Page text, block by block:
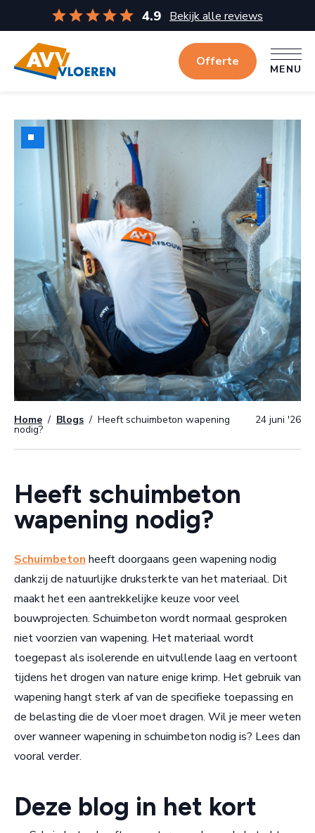
4.9 Bekijk alle reviews
Offerte
MENU
Home / Blogs / Heeft schuimbeton wapening
nodig?
24 juni '26
Heeft schuimbeton
wapening nodig?
Schuimbeton heeft doorgaans geen wapening nodig
dankzij de natuurlijke druksterkte van het materiaal. Dit
maakt het een aantrekkelijke keuze voor veel
bouwprojecten. Schuimbeton wordt normaal gesproken
niet voorzien van wapening. Het materiaal wordt
toegepast als isolerende en uitvullende laag en vertoont
tijdens het drogen van nature enige krimp. Het gebruik van
wapening hangt sterk af van de specifieke toepassing en
de belasting die de vloer moet dragen. Wil je meer weten
over wanneer wapening in schuimbeton nodig is? Lees dan
vooral verder.
Deze blog in het kort